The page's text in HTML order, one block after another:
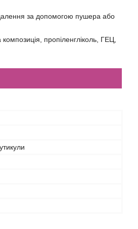
за допомогою пушера або
пропіленгліколь, ГЕЦ,